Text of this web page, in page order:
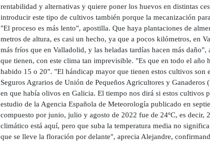
rentabilidad y alternativas y quiere poner los huevos en distintas
introducir este tipo de cultivos también porque la mecanización
"El proceso es más lento", apostilla. Que haya plantaciones de
metros de altura, es casi un hecho, ya que a pocos kilómetros, en
más fríos que en Valladolid, y las heladas tardías hacen más
que tienen, con este clima tan imprevisible. "Es que en todo el año
habido 15 o 20". "El hándicap mayor que tienen estos cultivos
Seguros Agrarios de Unión de Pequeños Agricultores y
en que había olivos en Galicia. El tiempo nos dirá si estos cultivos
estudio de la Agencia Española de Meteorología publicado en
compuesto por junio, julio y agosto de 2022 fue de 24ºC, es
climático está aquí, pero que suba la temperatura media no
que se lleve la floración por delante", aprecia Alejandre,